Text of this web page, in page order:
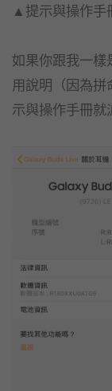
▲提示與操作手
如果你跟我一
用說明（因為
示與操作手冊就